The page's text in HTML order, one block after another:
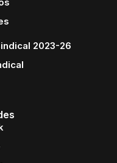
2023-26